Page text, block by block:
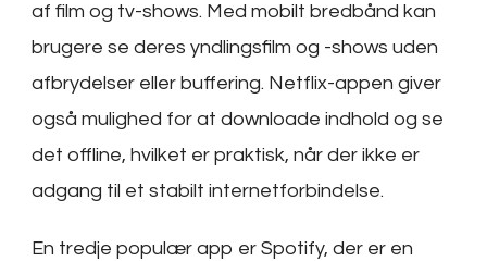
af film og tv-shows. Med mobilt bredbånd kan
brugere se deres yndlingsfilm og -shows uden
afbrydelser eller buffering. Netflix-appen giver
også mulighed for at downloade indhold og se
det offline, hvilket er praktisk, når der ikke er
adgang til et stabilt internetforbindelse.
En tredje populær app er Spotify, der er en